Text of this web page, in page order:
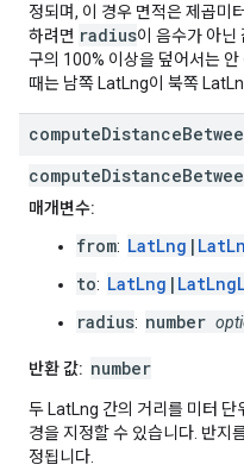
정되며, 이 경우 면적은 제곱미
하려면 radius이 음수가 아닌
구의 100% 이상을 덮어서는 안
때는 남쪽 LatLng이 북쪽
computeDistance
매개변수:
from: LatLng |
to: LatLng |
radius: number
반환 값: number
두 LatLng 간의 거리를 미터 단
경을 지정할 수 있습니다. 반지
정됩니다.